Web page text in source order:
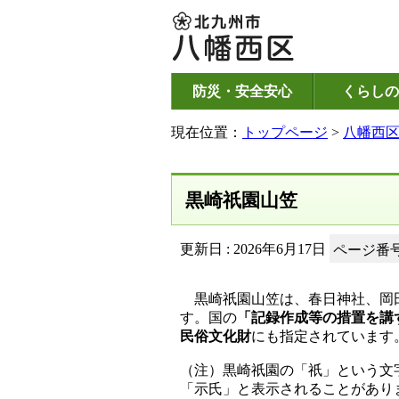
防災・安全安心 くらし
現在位置： トップページ > 八幡西区
黒崎祇園山笠
更新日 : 2026年6月17日 ページ番
黒崎祇園山笠は、春日神社、岡
す。国の 「記録作成等の措置を
民俗文化財にも指定されています
（注）黒崎祇園の「祇」という
「示氏」と表示されることがあり